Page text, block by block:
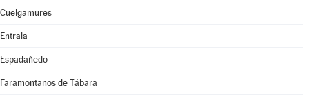
Cuelgamures
Entrala
Espadañedo
Faramontanos de Tábara